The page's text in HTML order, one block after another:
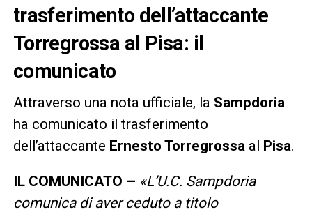
trasferimento dell’attaccante
Torregrossa al Pisa: il
comunicato
Attraverso una nota ufficiale, la Sampdoria
ha comunicato il trasferimento
dell’attaccante Ernesto Torregrossa al Pisa.
IL COMUNICATO – «L’U.C. Sampdoria
comunica di aver ceduto a titolo